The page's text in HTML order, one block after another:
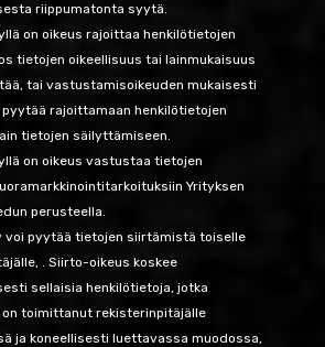
riippumatonta syytä.
on oikeus rajoittaa henkilötietojen
tietojen oikeellisuus tai lainmukaisuus
tai vastustamisoikeuden mukaisesti
rajoittamaan henkilötietojen
tietojen säilyttämiseen.
on oikeus vastustaa tietojen
Yrityksen
perusteella.
voi pyytää tietojen siirtämistä toiselle
. Siirto-oikeus koskee
sellaisia henkilötietoja, jotka
toimittanut rekisterinpitäjälle
ja koneellisesti luettavassa muodossa,